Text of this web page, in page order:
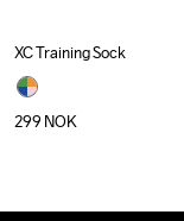
Recycled
XC Training Sock
299 NOK